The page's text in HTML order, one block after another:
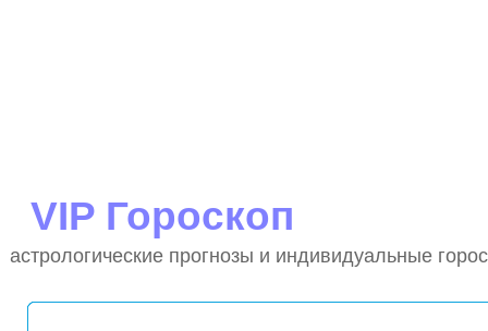
VIP Гороскоп
астрологические прогнозы и индивидуальные